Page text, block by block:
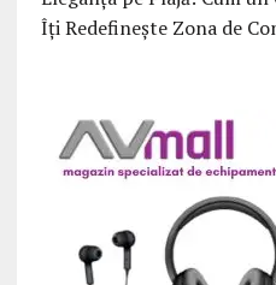
Îți Redefinește Zona de